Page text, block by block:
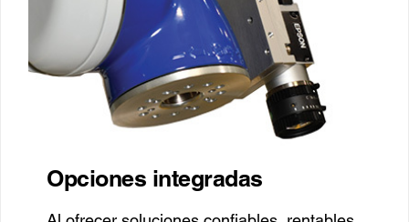
Opciones integradas